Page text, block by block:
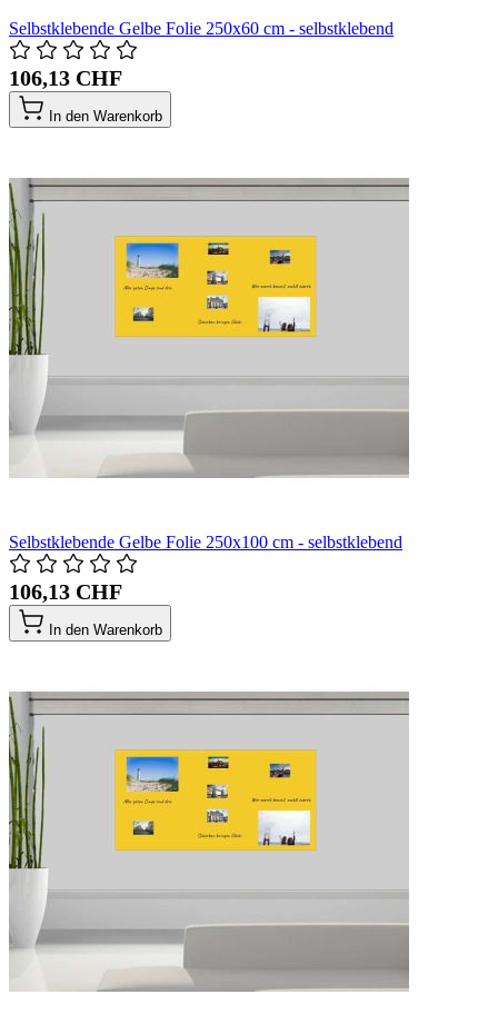
Selbstklebende Gelbe Folie 250x60 cm - selbstklebend
106,13 CHF
In den Warenkorb
Selbstklebende Gelbe Folie 250x100 cm - selbstklebend
106,13 CHF
In den Warenkorb